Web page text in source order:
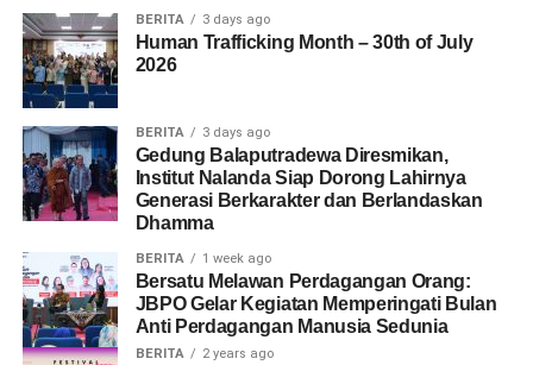
BERITA 3 days ago
Human Trafficking Month – 30th of July
2026
BERITA 3 days ago
Gedung Balaputradewa Diresmikan,
Institut Nalanda Siap Dorong Lahirnya
Generasi Berkarakter dan Berlandaskan
Dhamma
BERITA 1 week ago
Bersatu Melawan Perdagangan Orang:
JBPO Gelar Kegiatan Memperingati Bulan
Anti Perdagangan Manusia Sedunia
BERITA 2 years ago